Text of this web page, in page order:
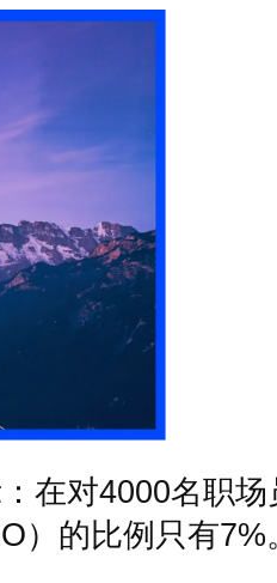
在对4000名职场
）的比例只有7%